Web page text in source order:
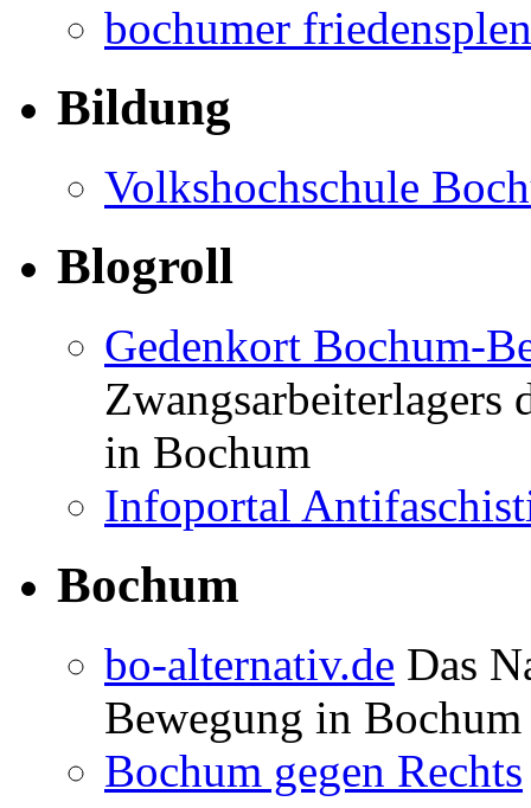
bochumer
Bildung
Volkshochschule
Blogroll
Gedenkort Bochum-
Zwangsarbeiterlagers
in Bochum
Infoportal
Bochum
bo-alternativ.de Das
Bewegung in Bochum
Bochum gegen Rechts